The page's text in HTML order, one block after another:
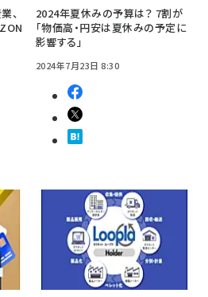
、
2024年夏休みの予算は？ 7割が
「物価高・円安は夏休みの予定に
影響する」
2024年7月23日 8:30